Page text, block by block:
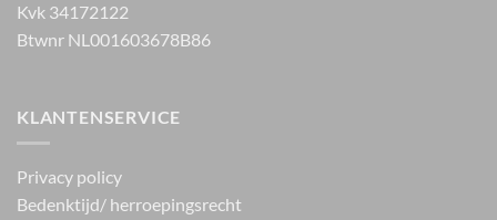
Kvk 34172122
Btwnr NL001603678B86
KLANTENSERVICE
Privacy policy
Bedenktijd/ herroepingsrecht